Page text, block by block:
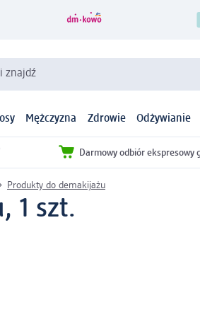
znajdź
Mężczyzna Zdrowie Odżywianie
Darmowy odbiór ekspresowy
Produkty do demakijażu
1 szt.